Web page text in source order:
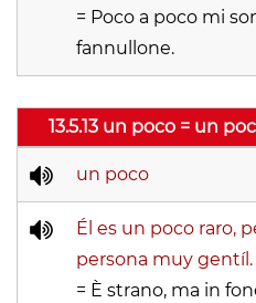
= Poco a poco mi
fannullone.
13.5.13 un poco = un
un poco
Él es un poco raro,
persona muy gentíl.
= È strano, ma in